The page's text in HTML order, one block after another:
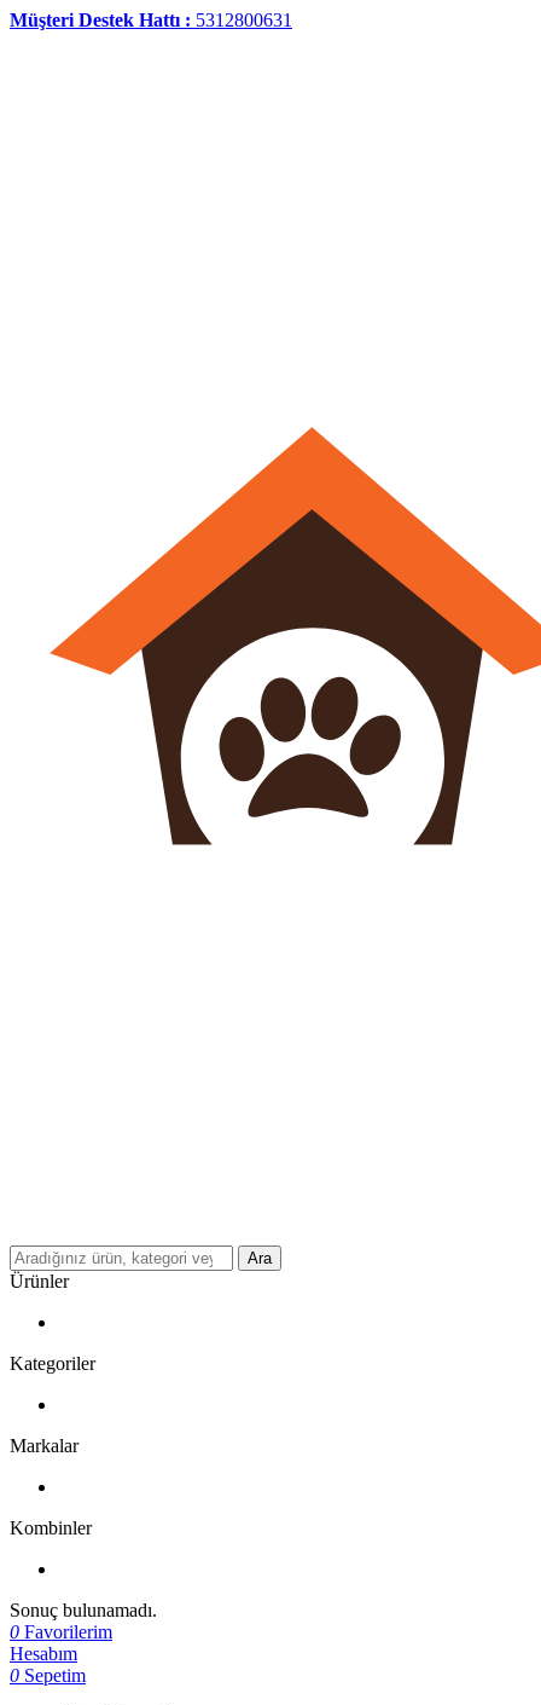
Müşteri Destek Hattı : 5312800631
Ara
Ürünler
Kategoriler
Markalar
Kombinler
Sonuç bulunamadı.
0 Favorilerim
Hesabım
0 Sepetim